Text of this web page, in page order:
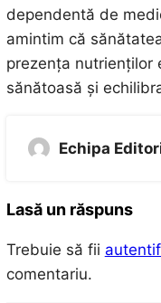
dependentă de
amintim că
prezența nutrienților
sănătoasă și
Echipa
Lasă un răspuns
Trebuie să fii
comentariu.